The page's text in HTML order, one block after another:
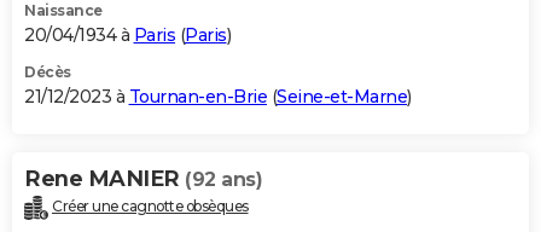
Naissance
20/04/1934 à Paris (Paris)
Décès
21/12/2023 à Tournan-en-Brie (Seine-et-Marne)
Rene MANIER (92 ans)
Créer une cagnotte obsèques